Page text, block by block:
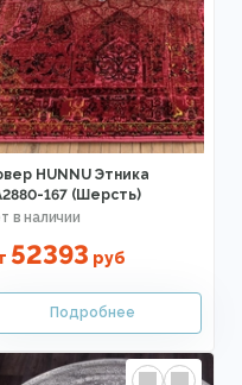
HUNNU Этника
167 (Шерсть)
52393 руб